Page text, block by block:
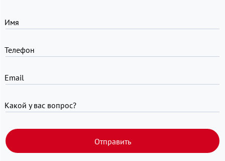
Имя
Телефон
Email
Какой у вас вопрос?
Отправить